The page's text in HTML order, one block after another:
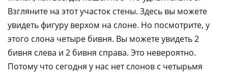
Взгляните на этот участок стены. Здесь вы можете
увидеть фигуру верхом на слоне. Но посмотрите, у
этого слона четыре бивня. Вы можете увидеть 2
бивня слева и 2 бивня справа. Это невероятно.
Потому что сегодня у нас нет слонов с четырьмя